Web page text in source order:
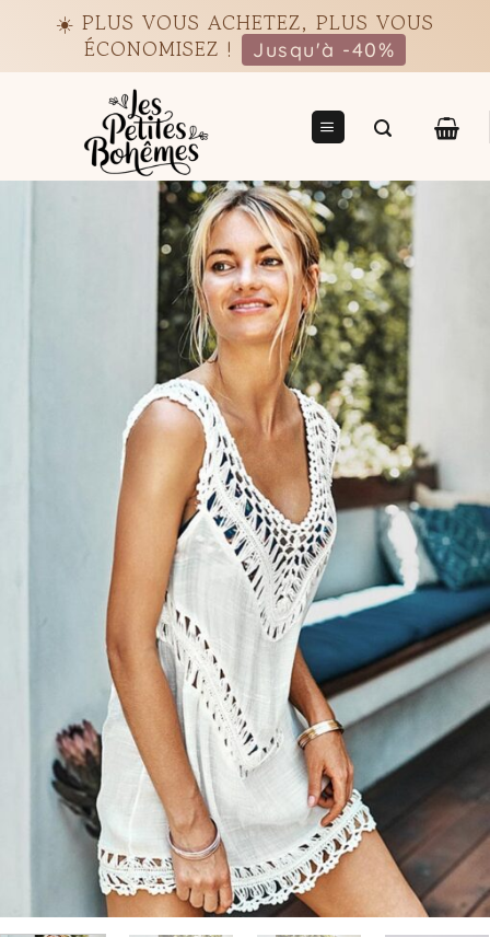
☀️ PLUS VOUS ACHETEZ, PLUS VOUS
ÉCONOMISEZ !
Jusqu'à -40%